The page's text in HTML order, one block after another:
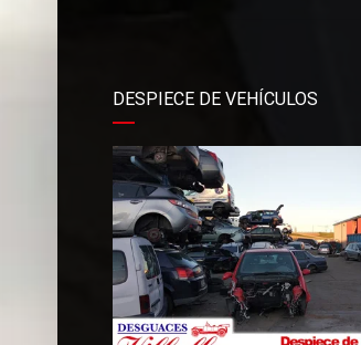
DESPIECE DE VEHÍCULOS